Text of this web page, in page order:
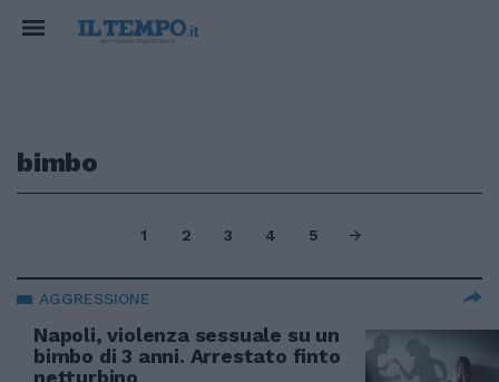
bimbo
1 2 3 4 5
AGGRESSIONE
Napoli, violenza sessuale su un
bimbo di 3 anni. Arrestato finto
netturbino